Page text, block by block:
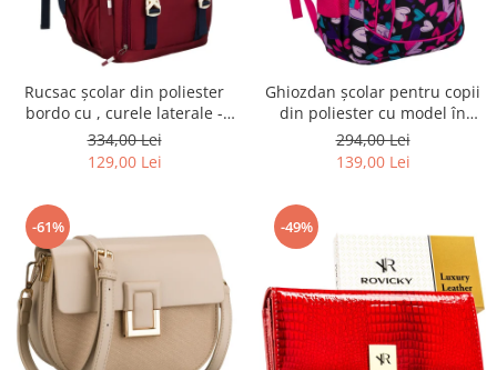
Rucsac școlar din poliester
bordo cu , curele laterale -
Peterson PTR-PTN 8594-1402
BORDO
334,00 Lei
129,00 Lei
Ghiozdan școlar pentru copii
din poliester cu model în
formă de inimă - Peterson
PTR-PTN BIEDRONKA G54
294,00 Lei
139,00 Lei
-61% -49%